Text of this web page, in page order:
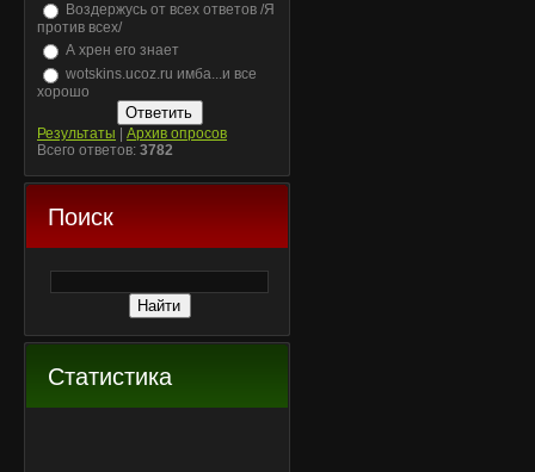
Воздержусь от всех ответов /Я
против всех/
А хрен его знает
wotskins.ucoz.ru имба...и все
хорошо
Результаты
Архив опросов
Всего ответов: 3782
Поиск
Статистика